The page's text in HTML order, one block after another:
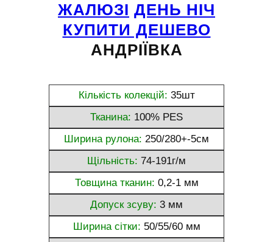
ЖАЛЮЗІ ДЕНЬ НІЧ
КУПИТИ ДЕШЕВО
АНДРІЇВКА
Кількість колекцій: 35шт
Тканина: 100% PES
Ширина рулона: 250/280+-5см
Щільність: 74-191г/м
Товщина тканин: 0,2-1 мм
Допуск зсуву: 3 мм
Ширина сітки: 50/55/60 мм